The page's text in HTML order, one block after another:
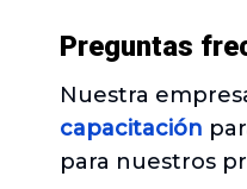
Preguntas
Nuestra
capacitación
para nuestros